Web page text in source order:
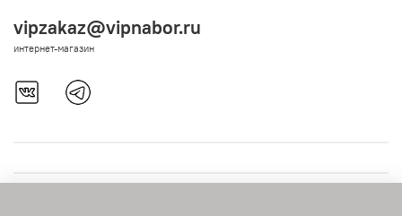
vipzakaz@vipnabor.ru
интернет-магазин